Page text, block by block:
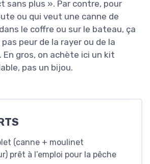
sans plus ». Par contre, pour
ou qui veut une canne de
le coffre ou sur le bateau, ça
pas peur de la rayer ou de la
En gros, on achète ici un kit
pas un bijou.
(canne + moulinet
prêt à l’emploi pour la pêche